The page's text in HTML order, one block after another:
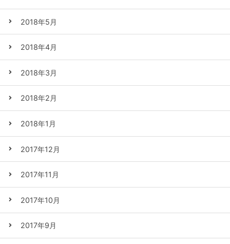
2018年5月
2018年4月
2018年3月
2018年2月
2018年1月
2017年12月
2017年11月
2017年10月
2017年9月